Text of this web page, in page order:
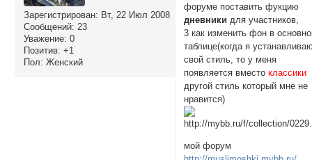
Зарегистрирован: Вт, 22 Июл 2008
Сообщений: 23
Уважение: 0
Позитив: +1
Пол: Женский
форуме поставить фукцию
дневники для участников,
3 как изменить фон в
таблице(когда я
свой стиль, то у меня
появляется вместоклассики
другой стиль который мне не
нравится)
мой форум